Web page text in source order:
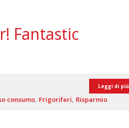
Fantastic
Leggi di più
consumo Frigoriferi Risparmio